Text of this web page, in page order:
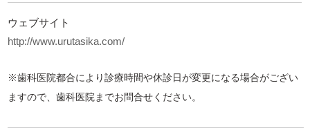
ウェブサイト
http://www.urutasika.com/
※歯科医院都合により診療時間や休診日が変更になる場合がござい
ますので、歯科医院までお問合せください。